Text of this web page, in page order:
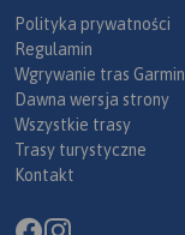
Polityka prywatności
Regulamin
Wgrywanie tras Garmin
Dawna wersja strony
Wszystkie trasy
Trasy turystyczne
Kontakt